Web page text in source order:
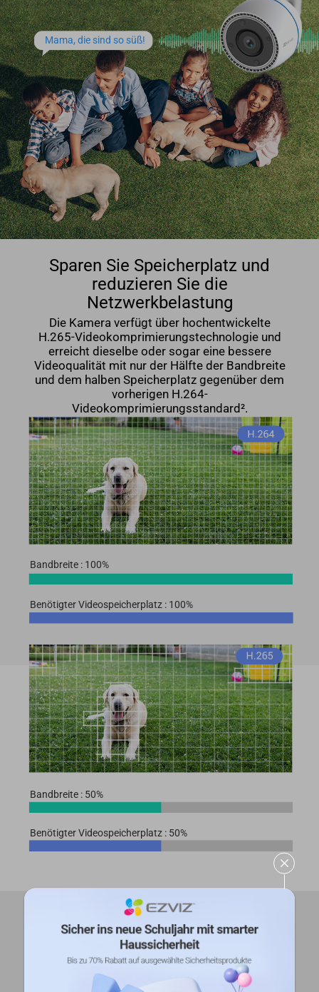
Mama, die sind so süß!
Sparen Sie Speicherplatz und
reduzieren Sie die
Netzwerkbelastung
Die Kamera verfügt über hochentwickelte
H.265-Videokomprimierungstechnologie und
erreicht dieselbe oder sogar eine bessere
Videoqualität mit nur der Hälfte der Bandbreite
und dem halben Speicherplatz gegenüber dem
vorherigen H.264-
Videokomprimierungsstandard².
Benötigter Videospeicherplatz : 100%
Benötigter Videospeicherplatz : 50%
Bandbreite : 50%
Bandbreite : 100%
Sichere, flexible
Videospeicherung
Sichern Sie Ihre aufgezeichneten Videos auf
einer lokalen microSD-Karte mit bis zu 256 GB